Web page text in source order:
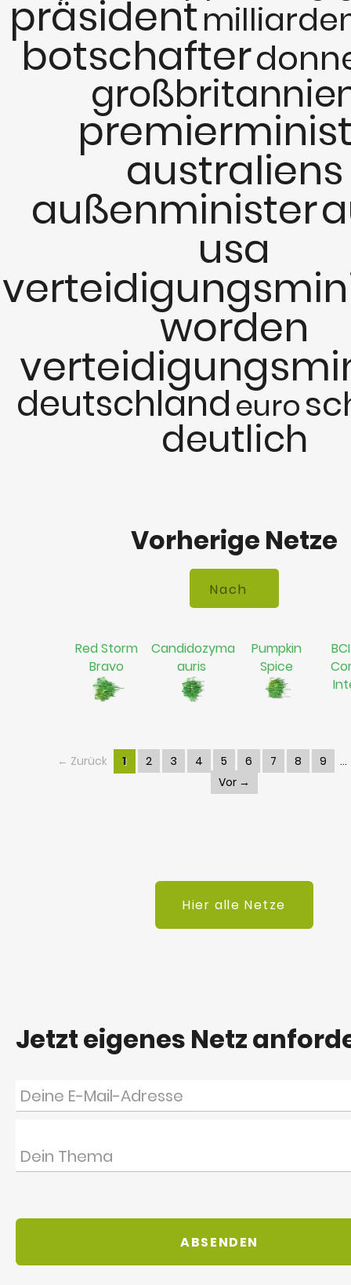
präsident
botschafter
australiens
außenminister
usa
worden
deutschlandeuro
deutlich
Vorherige Netze
Red Storm
Bravo
Candidozyma
auris
Pumpkin
Spice
← Zurück 1 2 3 4 5 6 7 8
9
Vor →
Hier alle Netze
Jetzt eigenes Netz